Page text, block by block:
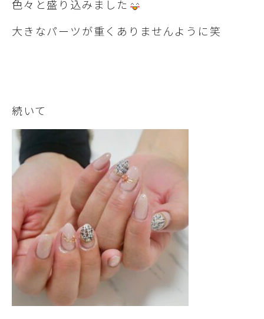
色々と盛り込みました
大きなパーツが重くありませんように笑
続いて